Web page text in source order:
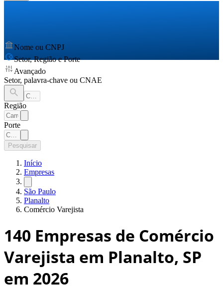
Nome ou CNPJ
Setor, Região e Porte
Avançado
Setor, palavra-chave ou CNAE
Região
Porte
Pesquisar
Início
Empresas
São Paulo
Planalto
Comércio Varejista
140 Empresas de Comércio
Varejista em Planalto, SP
em 2026